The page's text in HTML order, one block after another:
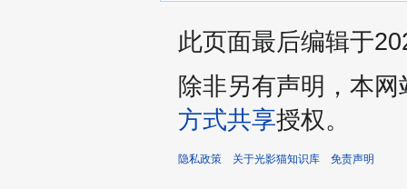
此页面最后编辑于
除非另有声明，本
方式共享授权。
隐私政策 关于光影猫知识库 免责声明